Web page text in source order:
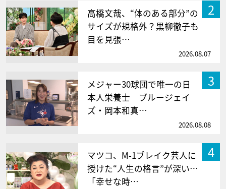
2
高橋文哉、“体のある部分”の
サイズが規格外？黒柳徹子も
目を見張…
2026.08.07
3
メジャー30球団で唯一の日
本人栄養士 ブルージェイ
ズ・岡本和真…
2026.08.08
4
マツコ、M-1ブレイク芸人に
授けた“人生の格言”が深い…
「幸せな時…